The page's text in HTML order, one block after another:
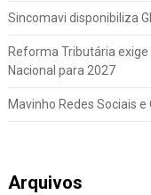
Sincomavi disponibiliza
Reforma Tributária
Nacional para 2027
Mavinho Redes Sociais
Arquivos